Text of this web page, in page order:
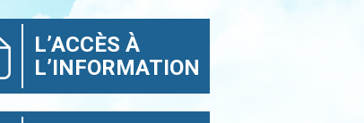
L’ACCÈS À
L’INFORMATION